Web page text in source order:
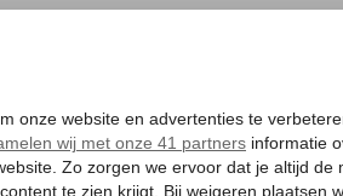
ZONVAKANTIE VERRE REIZEN